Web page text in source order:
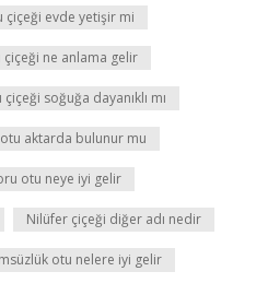
çiçeği evde yetişir mi
çiçeği ne anlama gelir
soğuğa dayanıklı mı
aktarda bulunur mu
otu neye iyi gelir
Nilüfer çiçeği diğer adı nedir
otu nelere iyi gelir